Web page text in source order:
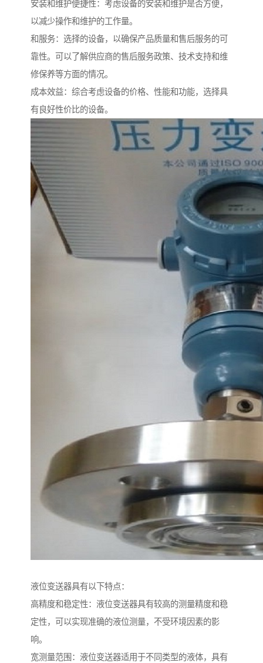
安装和维护便捷性：考虑设备的安装和维护是否方便，
以减少操作和维护的工作量。
和服务：选择的设备，以确保产品质量和售后服务的可
靠性。可以了解供应商的售后服务政策、技术支持和维
修保养等方面的情况。
成本效益：综合考虑设备的价格、性能和功能，选择具
有良好性价比的设备。
液位变送器具有以下特点：
高精度和稳定性：液位变送器具有较高的测量精度和稳
定性，可以实现准确的液位测量，不受环境因素的影
响。
宽测量范围：液位变送器适用于不同类型的液体，具有